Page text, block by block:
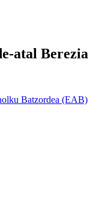
atal Berezia
Batzordea (EAB)